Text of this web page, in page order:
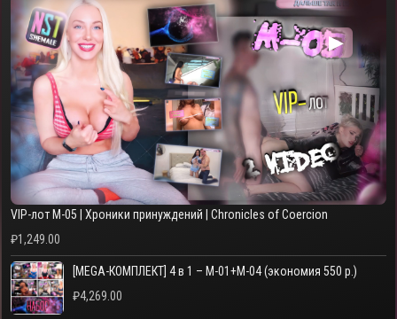
▶
VIP-лот M-05 | Хроники принуждений | Chronicles of Coercion
₽1,249.00
[MEGA-КОМПЛЕКТ] 4 в 1 – M-01+M-04 (экономия 550 р.)
₽4,269.00